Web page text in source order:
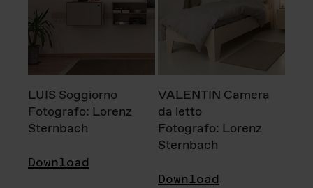
LUIS Soggiorno
Fotografo: Lorenz
Sternbach
Download
VALENTIN Camera
da letto
Fotografo: Lorenz
Sternbach
Download